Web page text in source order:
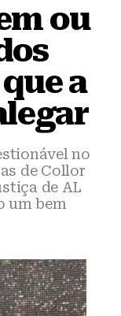
ou
a
no
de Collor
de AL
um bem